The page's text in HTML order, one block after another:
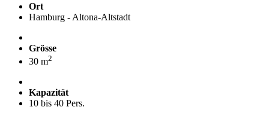
Ort
Hamburg - Altona-Altstadt
Grösse
30 m2
Kapazität
10 bis 40 Pers.